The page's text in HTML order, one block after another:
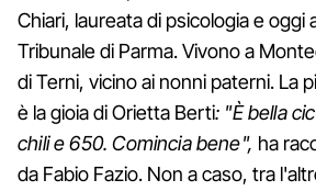
Chiari, laureata di psicologia e oggi
Tribunale di Parma. Vivono a
di Terni, vicino ai nonni paterni. La
è la gioia di Orietta Berti: "È bella
chili e 650. Comincia bene", ha
da Fabio Fazio. Non a caso, tra